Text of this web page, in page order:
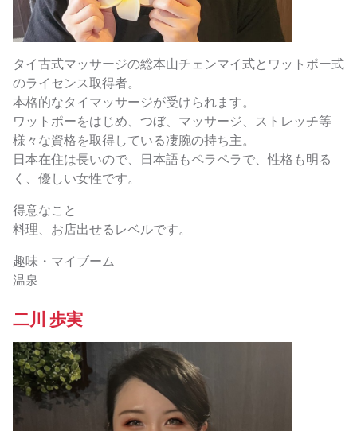
タイ古式マッサージの総本山チェンマイ式とワットポー式
のライセンス取得者。
本格的なタイマッサージが受けられます。
ワットポーをはじめ、つぼ、マッサージ、ストレッチ等
様々な資格を取得している凄腕の持ち主。
日本在住は長いので、日本語もペラペラで、性格も明る
く、優しい女性です。
得意なこと
料理、お店出せるレベルです。
趣味・マイブーム
温泉
二川 歩実